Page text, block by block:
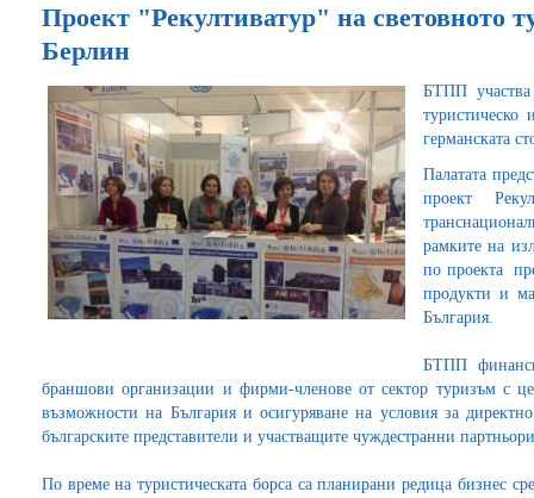
Проект "Рекултиватур" на световното
Берлин
БТПП
германската
Палатата
проект
рамките на
по проекта
продукти и
България.
БТПП
браншови организации и фирми-членове от сектор туризъм с
възможности на България и осигуряване на условия за
българските представители и участващите чуждестранни
По време на туристическата борса са планирани редица бизнес